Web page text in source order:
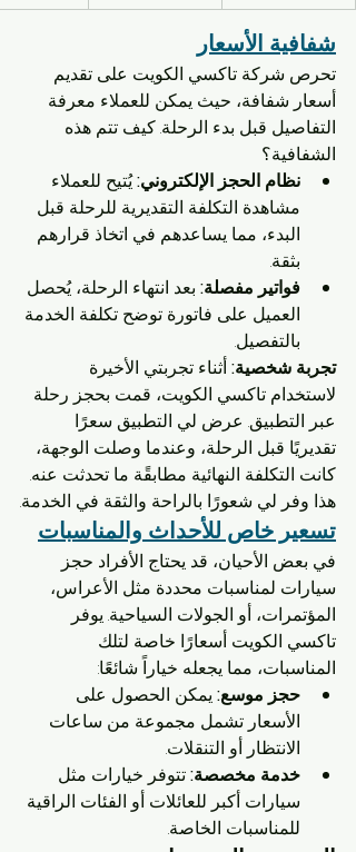
شفافية الأسعار
تحرص شركة تاكسي الكويت على تقديم
أسعار شفافة، حيث يمكن للعملاء معرفة
التفاصيل قبل بدء الرحلة. كيف تتم هذه
الشفافية؟
نظام الحجز الإلكتروني: يُتيح للعملاء
مشاهدة التكلفة التقديرية للرحلة قبل
البدء، مما يساعدهم في اتخاذ قرارهم
بثقة.
فواتير مفصلة: بعد انتهاء الرحلة، يُحصل
العميل على فاتورة توضح تكلفة الخدمة
بالتفصيل.
تجربة شخصية: أثناء تجربتي الأخيرة
لاستخدام تاكسي الكويت، قمت بحجز رحلة
عبر التطبيق. عرض لي التطبيق سعرًا
تقديريًا قبل الرحلة، وعندما وصلت الوجهة،
كانت التكلفة النهائية مطابقًة ما تحدثت عنه.
هذا وفر لي شعورًا بالراحة والثقة في الخدمة.
تسعير خاص للأحداث والمناسبات
في بعض الأحيان، قد يحتاج الأفراد حجز
سيارات لمناسبات محددة مثل الأعراس،
المؤتمرات، أو الجولات السياحية. يوفر
تاكسي الكويت أسعارًا خاصة لتلك
المناسبات، مما يجعله خياراً شائعًا:
حجز موسع: يمكن الحصول على
الأسعار تشمل مجموعة من ساعات
الانتظار أو التنقلات.
خدمة مخصصة: تتوفر خيارات مثل
سيارات أكبر للعائلات أو الفئات الراقية
للمناسبات الخاصة.